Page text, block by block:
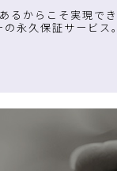
るからこそ実現で
永久保証サービス。